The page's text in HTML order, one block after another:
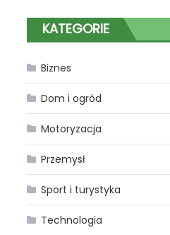
KATEGORIE
Biznes
Dom i ogród
Motoryzacja
Przemysł
Sport i turystyka
Technologia